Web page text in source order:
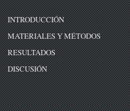
INTRODUCCIÓN
MATERIALES Y MÉTODOS
RESULTADOS
DISCUSIÓN